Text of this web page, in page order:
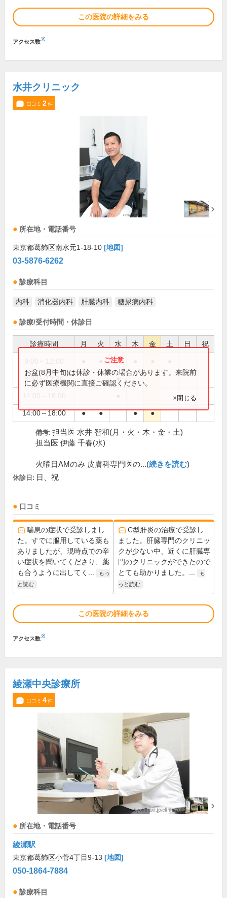
この医院の詳細をみる
アクセス数※
水井クリニック
口コミ 2件
所在地・電話番号
東京都葛飾区南水元1-18-10 [地図]
03-5876-6262
診療科目
内科 消化器内科 肝臓内科 糖尿病内科
診療/受付時間・休診日
診療時間 月 火 水 木 金 土 日 祝
9:30～12:30 ●
14:00～18:00 ● ● ● ●
お盆(8月中旬)は休診・休業の場合があります。来院前
に必ず医療機関に直接ご確認ください。
×閉じる
備考: 担当医 水井 智和(月・火・木・金・土)
担当医 伊藤 千春(水)
火曜日AMのみ 皮膚科専門医の...(続きを読む)
休診日: 日、祝
口コミ
喘息の症状で受診しまし
た。すでに服用している薬も
ありましたが、現時点での辛
い症状を聞いてくださり、薬
も合うように出してく...
もっ
と読む
C型肝炎の治療で受診し
ました。肝臓専門のクリニッ
クが少ない中、近くに肝臓専
門のクリニックができたので
とても助かりました。...
も
っと読む
この医院の詳細をみる
アクセス数※
綾瀬中央診療所
口コミ 4件
所在地・電話番号
綾瀬駅
東京都葛飾区小菅4丁目9-13 [地図]
050-1864-7884
診療科目